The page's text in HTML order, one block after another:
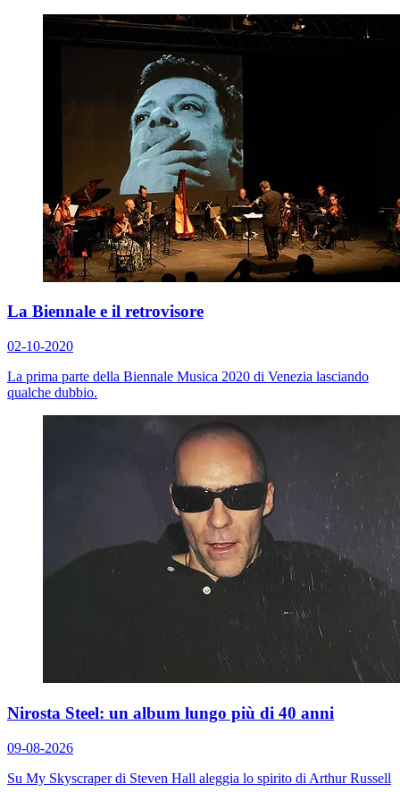
La Biennale e il retrovisore
02-10-2020
La prima parte della Biennale Musica 2020 di Venezia lasciando
qualche dubbio.
Nirosta Steel: un album lungo più di 40 anni
09-08-2026
Su My Skyscraperdi Steven Hall aleggia lo spirito di Arthur Russell